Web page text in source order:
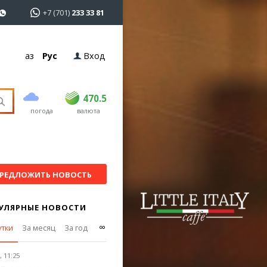
+7 (701) 233 33 81
Қаз Рус Вход
погода
470.5
USD 468 470.5
EUR валюта
НОВОСТЬ
НОВОСТИ
За месяц За год ∞
11:25